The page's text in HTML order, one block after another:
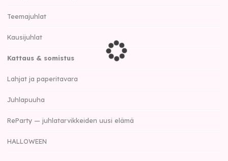
Teemajuhlat
Kausijuhlat
Kattaus & somistus
Lahjat ja paperitavara
Juhlapuuha
ReParty — juhlatarvikkeiden uusi elämä
HALLOWEEN